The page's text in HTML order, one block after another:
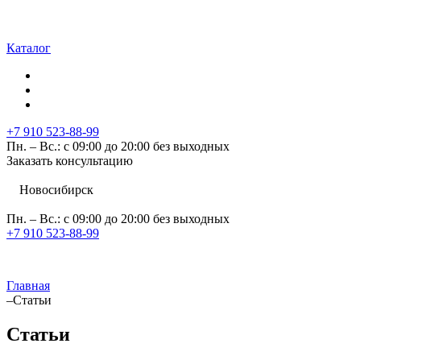
Каталог
+7 910 523-88-99
Пн. – Вс.: с 09:00 до 20:00 без выходных
Заказать консультацию
Новосибирск
Пн. – Вс.: с 09:00 до 20:00 без выходных
+7 910 523-88-99
Главная
–Статьи
Статьи